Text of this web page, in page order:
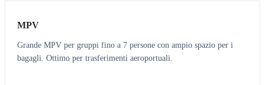
MPV
Grande MPV per gruppi fino a 7 persone con ampio spazio per i
bagagli. Ottimo per trasferimenti aeroportuali.